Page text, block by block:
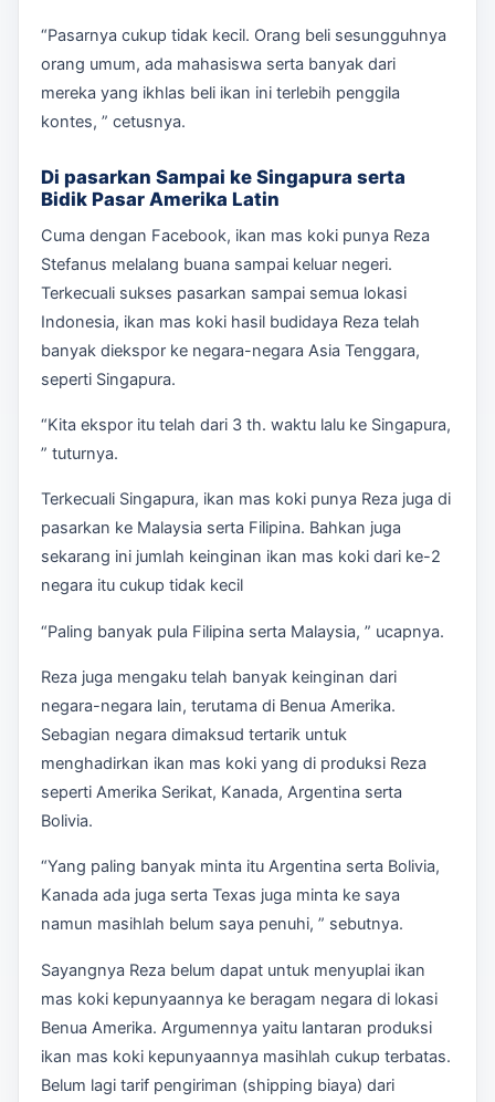
“Pasarnya cukup tidak kecil. Orang beli sesungguhnya
orang umum, ada mahasiswa serta banyak dari
mereka yang ikhlas beli ikan ini terlebih penggila
kontes, ” cetusnya.
Di pasarkan Sampai ke Singapura serta
Bidik Pasar Amerika Latin
Cuma dengan Facebook, ikan mas koki punya Reza
Stefanus melalang buana sampai keluar negeri.
Terkecuali sukses pasarkan sampai semua lokasi
Indonesia, ikan mas koki hasil budidaya Reza telah
banyak diekspor ke negara-negara Asia Tenggara,
seperti Singapura.
“Kita ekspor itu telah dari 3 th. waktu lalu ke Singapura,
” tuturnya.
Terkecuali Singapura, ikan mas koki punya Reza juga di
pasarkan ke Malaysia serta Filipina. Bahkan juga
sekarang ini jumlah keinginan ikan mas koki dari ke-2
negara itu cukup tidak kecil
“Paling banyak pula Filipina serta Malaysia, ” ucapnya.
Reza juga mengaku telah banyak keinginan dari
negara-negara lain, terutama di Benua Amerika.
Sebagian negara dimaksud tertarik untuk
menghadirkan ikan mas koki yang di produksi Reza
seperti Amerika Serikat, Kanada, Argentina serta
Bolivia.
“Yang paling banyak minta itu Argentina serta Bolivia,
Kanada ada juga serta Texas juga minta ke saya
namun masihlah belum saya penuhi, ” sebutnya.
Sayangnya Reza belum dapat untuk menyuplai ikan
mas koki kepunyaannya ke beragam negara di lokasi
Benua Amerika. Argumennya yaitu lantaran produksi
ikan mas koki kepunyaannya masihlah cukup terbatas.
Belum lagi tarif pengiriman (shipping biaya) dari